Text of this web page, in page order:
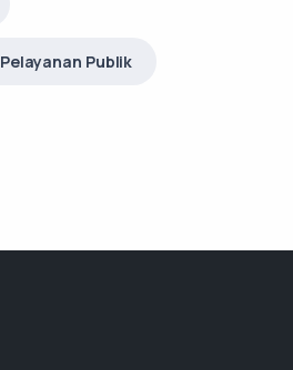
Pelayanan Publik